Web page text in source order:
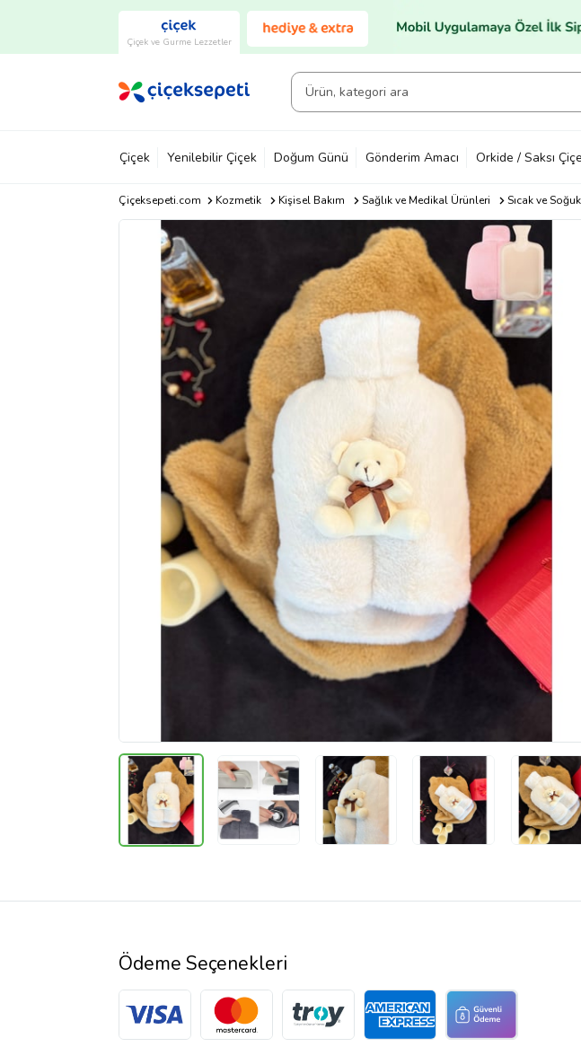
Çiçek ve Gurme Lezzetler
Çiçek Yenilebilir Çiçek Doğum Günü Gönderim Amacı Orkide / Saksı
Çiçeksepeti.com Kozmetik Kişisel Bakım Sağlık ve Medikal Ürünleri Sıcak ve
Ödeme Seçenekleri